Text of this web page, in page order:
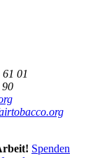
01
Spenden